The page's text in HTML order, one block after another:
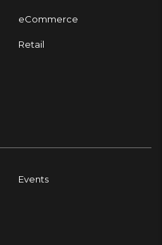
eCommerce
Retail
Events